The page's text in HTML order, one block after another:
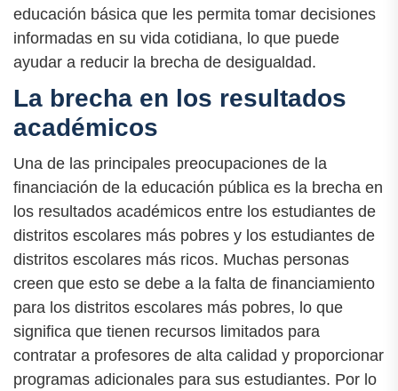
educación básica que les permita tomar decisiones
informadas en su vida cotidiana, lo que puede
ayudar a reducir la brecha de desigualdad.
La brecha en los resultados
académicos
Una de las principales preocupaciones de la
financiación de la educación pública es la brecha en
los resultados académicos entre los estudiantes de
distritos escolares más pobres y los estudiantes de
distritos escolares más ricos. Muchas personas
creen que esto se debe a la falta de financiamiento
para los distritos escolares más pobres, lo que
significa que tienen recursos limitados para
contratar a profesores de alta calidad y proporcionar
programas adicionales para sus estudiantes. Por lo